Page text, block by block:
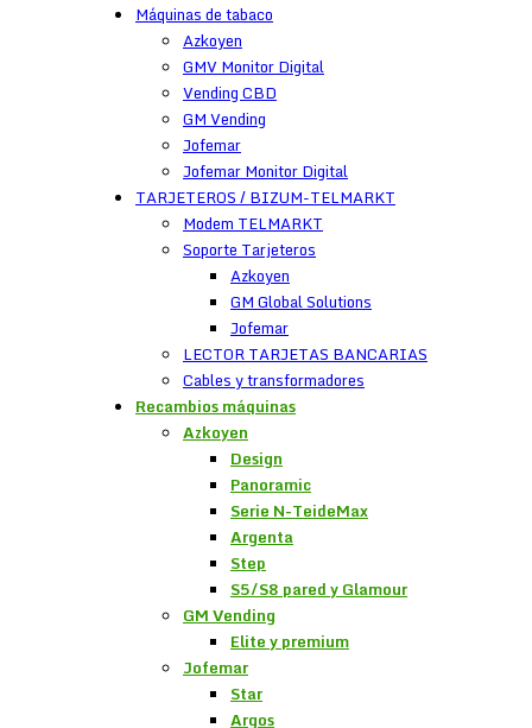
Máquinas de tabaco
Azkoyen
GMV Monitor Digital
Vending CBD
GM Vending
Jofemar
Jofemar Monitor Digital
TARJETEROS / BIZUM-TELMARKT
Modem TELMARKT
Soporte Tarjeteros
Azkoyen
GM Global Solutions
Jofemar
LECTOR TARJETAS BANCARIAS
Cables y transformadores
Recambios máquinas
Azkoyen
Design
Panoramic
Serie N-TeideMax
Argenta
Step
S5/S8 pared y Glamour
GM Vending
Elite y premium
Jofemar
Star
Argos